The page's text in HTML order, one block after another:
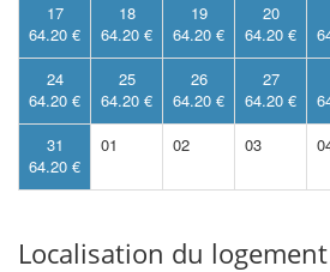
17
64.20 €
18
64.20 €
19
64.20 €
20
64.20 €
24
64.20 €
25
64.20 €
26
64.20 €
27
64.20 €
31
64.20 €
01 02 03
Localisation du logement